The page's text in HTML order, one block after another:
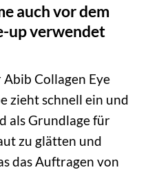
auch vor dem
up verwendet
Collagen Eye
zieht schnell ein und
als Grundlage für
zu glätten und
das Auftragen von